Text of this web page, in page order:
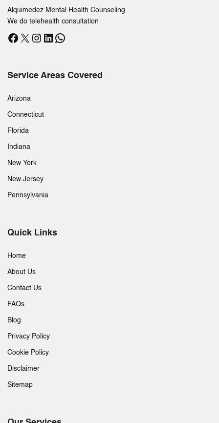
Alquimedez Mental Health Counseling
We do telehealth consultation
Facebook
X Instagram
LinkedIn
WhatsApp
Service Areas Covered
Arizona
Connecticut
Florida
Indiana
New York
New Jersey
Pennsylvania
Quick Links
Home
About Us
Contact Us
FAQs
Blog
Privacy Policy
Cookie Policy
Disclaimer
Sitemap